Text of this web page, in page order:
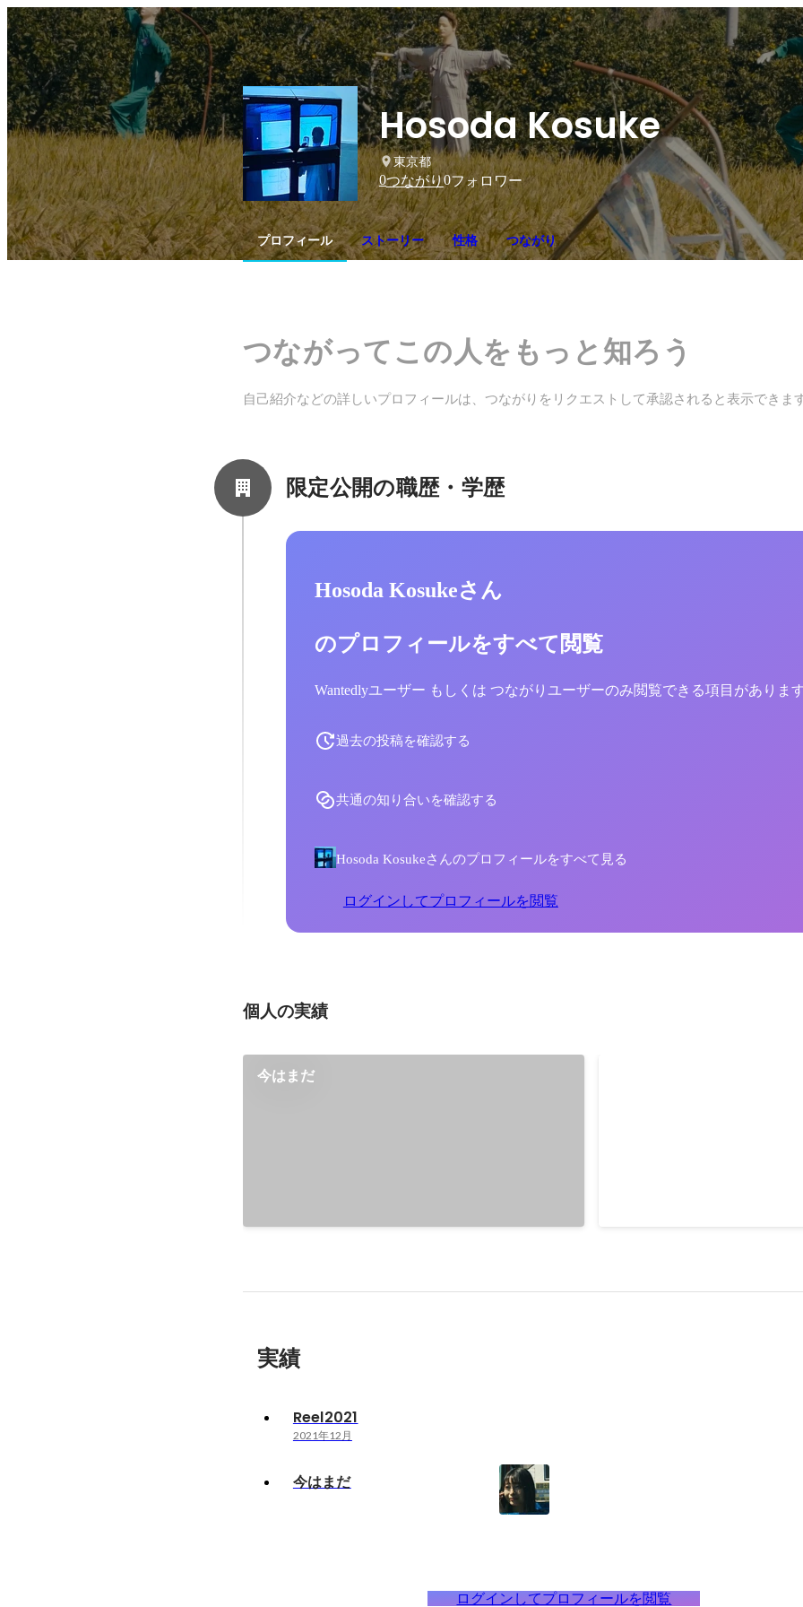
Hosoda Kosuke
東京都
0つながり0フォロワー
プロフィール ストーリー 性格 つながり
つながってこの人をもっと知ろう
自己紹介などの詳しいプロフィールは、つながりをリクエストして承認されると表示できま
限定公開の職歴・学歴
Hosoda Kosukeさん
のプロフィールをすべて閲覧
Wantedlyユーザー もしくは つながりユーザーのみ閲覧できる項目がありま
過去の投稿を確認する
共通の知り合いを確認する
Hosoda Kosukeさんのプロフィールをすべて見る
ログインしてプロフィールを閲覧
個人の実績
今はまだ
実績
Reel2021
2021年12月
今はまだ
ログインしてプロフィールを閲覧